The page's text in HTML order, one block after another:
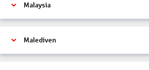
Malaysia
Malediven